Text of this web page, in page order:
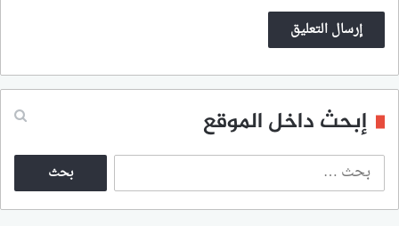
إبحث داخل الموقع